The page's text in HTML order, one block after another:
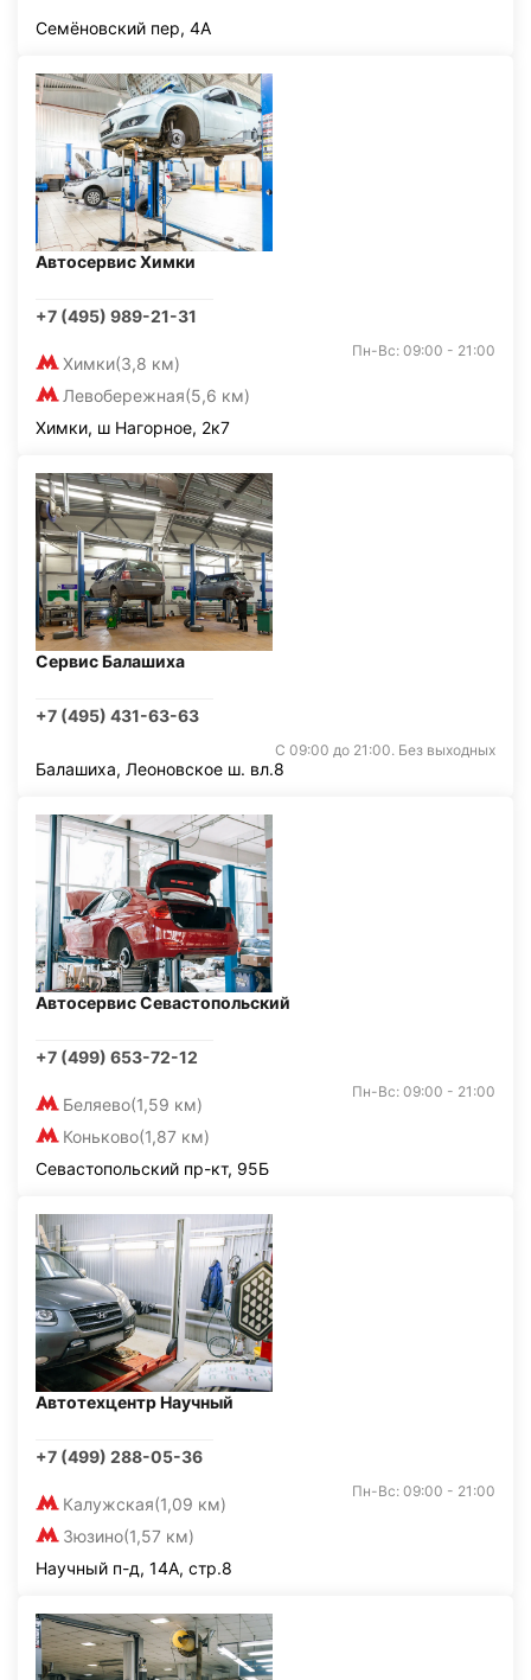
Семёновский пер, 4А
Автосервис Химки
+7 (495) 989-21-31
Химки(3,8 км)
Левобережная(5,6 км)
Пн-Вс: 09:00 - 21:00
Химки, ш Нагорное, 2к7
Сервис Балашиха
+7 (495) 431-63-63
С 09:00 до 21:00. Без выходных
Балашиха, Леоновское ш. вл.8
Автосервис Севастопольский
+7 (499) 653-72-12
Беляево(1,59 км)
Коньково(1,87 км)
Пн-Вс: 09:00 - 21:00
Севастопольский пр-кт, 95Б
Автотехцентр Научный
+7 (499) 288-05-36
Калужская(1,09 км)
Зюзино(1,57 км)
Пн-Вс: 09:00 - 21:00
Научный п-д, 14А, стр.8